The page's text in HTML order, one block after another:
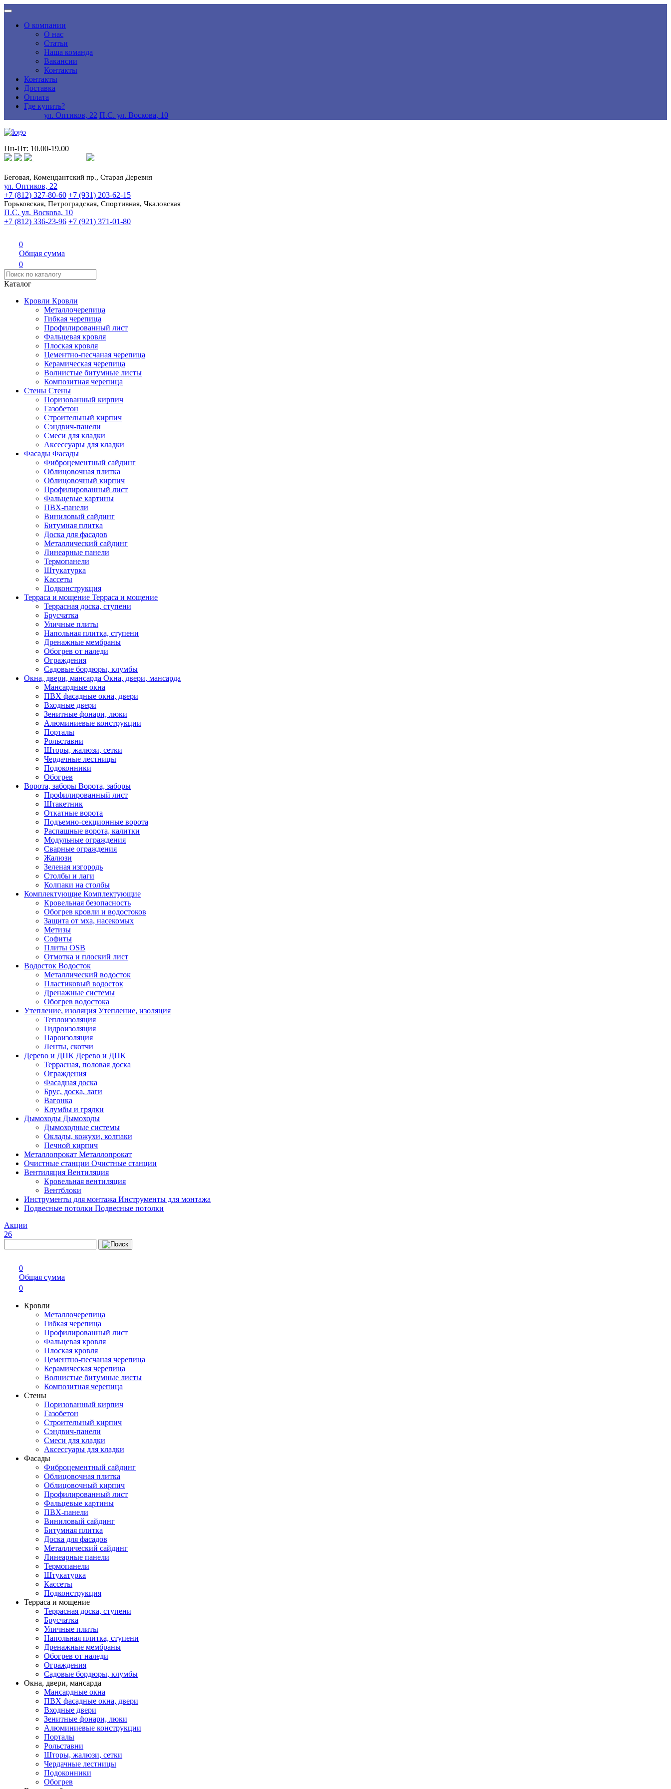
О компании
О нас
Статьи
Наша команда
Вакансии
Контакты
Контакты
Доставка
Оплата
Где купить?
ул. Оптиков, 22 П.С. ул. Воскова, 10
Пн-Пт: 10.00-19.00
Беговая, Комендантский пр., Старая Деревня
ул. Оптиков, 22
+7 (812) 327-80-60 +7 (931) 203-62-15
Горьковская, Петроградская, Спортивная, Чкаловская
П.С. ул. Воскова, 10
+7 (812) 336-23-96 +7 (921) 371-01-80
0
Общая сумма
0
Каталог
Кровли Кровли
Металлочерепица
Гибкая черепица
Профилированный лист
Фальцевая кровля
Плоская кровля
Цементно-песчаная черепица
Керамическая черепица
Волнистые битумные листы
Композитная черепица
Стены Стены
Поризованный кирпич
Газобетон
Строительный кирпич
Сэндвич-панели
Смеси для кладки
Аксессуары для кладки
Фасады Фасады
Фиброцементный сайдинг
Облицовочная плитка
Облицовочный кирпич
Профилированный лист
Фальцевые картины
ПВХ-панели
Виниловый сайдинг
Битумная плитка
Доска для фасадов
Металлический сайдинг
Линеарные панели
Термопанели
Штукатурка
Кассеты
Подконструкция
Терраса и мощение Терраса и мощение
Террасная доска, ступени
Брусчатка
Уличные плиты
Напольная плитка, ступени
Дренажные мембраны
Обогрев от наледи
Ограждения
Садовые бордюры, клумбы
Окна, двери, мансарда Окна, двери, мансарда
Мансардные окна
ПВХ фасадные окна, двери
Входные двери
Зенитные фонари, люки
Алюминиевые конструкции
Порталы
Рольставни
Шторы, жалюзи, сетки
Чердачные лестницы
Подоконники
Обогрев
Ворота, заборы Ворота, заборы
Профилированный лист
Штакетник
Откатные ворота
Подъемно-секционные ворота
Распашные ворота, калитки
Модульные ограждения
Сварные ограждения
Жалюзи
Зеленая изгородь
Столбы и лаги
Колпаки на столбы
Комплектующие Комплектующие
Кровельная безопасность
Обогрев кровли и водостоков
Защита от мха, насекомых
Метизы
Софиты
Плиты OSB
Отмотка и плоский лист
Водосток Водосток
Металлический водосток
Пластиковый водосток
Дренажные системы
Обогрев водостока
Утепление, изоляция Утепление, изоляция
Теплоизоляция
Гидроизоляция
Пароизоляция
Ленты, скотчи
Дерево и ДПК Дерево и ДПК
Террасная, половая доска
Ограждения
Фасадная доска
Брус, доска, лаги
Вагонка
Клумбы и грядки
Дымоходы Дымоходы
Дымоходные системы
Оклады, кожухи, колпаки
Печной кирпич
Металлопрокат Металлопрокат
Очистные станции Очистные станции
Вентиляция Вентиляция
Кровельная вентиляция
Вентблоки
Инструменты для монтажа Инструменты для монтажа
Подвесные потолки Подвесные потолки
Акции
26
0
Общая сумма
0
Кровли
Металлочерепица
Гибкая черепица
Профилированный лист
Фальцевая кровля
Плоская кровля
Цементно-песчаная черепица
Керамическая черепица
Волнистые битумные листы
Композитная черепица
Стены
Поризованный кирпич
Газобетон
Строительный кирпич
Сэндвич-панели
Смеси для кладки
Аксессуары для кладки
Фасады
Фиброцементный сайдинг
Облицовочная плитка
Облицовочный кирпич
Профилированный лист
Фальцевые картины
ПВХ-панели
Виниловый сайдинг
Битумная плитка
Доска для фасадов
Металлический сайдинг
Линеарные панели
Термопанели
Штукатурка
Кассеты
Подконструкция
Терраса и мощение
Террасная доска, ступени
Брусчатка
Уличные плиты
Напольная плитка, ступени
Дренажные мембраны
Обогрев от наледи
Ограждения
Садовые бордюры, клумбы
Окна, двери, мансарда
Мансардные окна
ПВХ фасадные окна, двери
Входные двери
Зенитные фонари, люки
Алюминиевые конструкции
Порталы
Рольставни
Шторы, жалюзи, сетки
Чердачные лестницы
Подоконники
Обогрев